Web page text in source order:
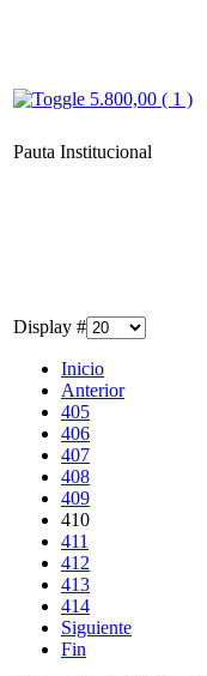
Display #
Inicio
Anterior
405
406
407
408
409
410
411
412
413
414
Siguiente
Fin
5.800,00 ( 1 )
Pauta Institucional